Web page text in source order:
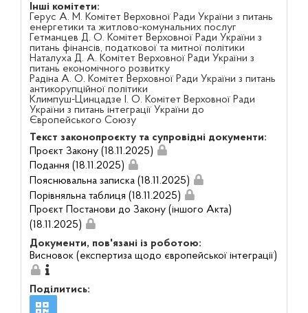
Інші комітети:
Герус А. М. Комітет Верховної Ради України з питань
енергетики та житлово-комунальних послуг
Гетманцев Д. О. Комітет Верховної Ради України з
питань фінансів, податкової та митної політики
Наталуха Д. А. Комітет Верховної Ради України з
питань економічного розвитку
Радіна А. О. Комітет Верховної Ради України з питань
антикорупційної політики
Климпуш-Цинцадзе І. О. Комітет Верховної Ради
України з питань інтеграції України до
Європейського Союзу
Текст законопроєкту та супровідні документи:
Проєкт Закону (18.11.2025)
Подання (18.11.2025)
Пояснювальна записка (18.11.2025)
Порівняльна таблиця (18.11.2025)
Проєкт Постанови до Закону (іншого Акта)
(18.11.2025)
Документи, пов'язані із роботою:
Висновок (експертиза щодо європейської інтеграції)
Поділитись: